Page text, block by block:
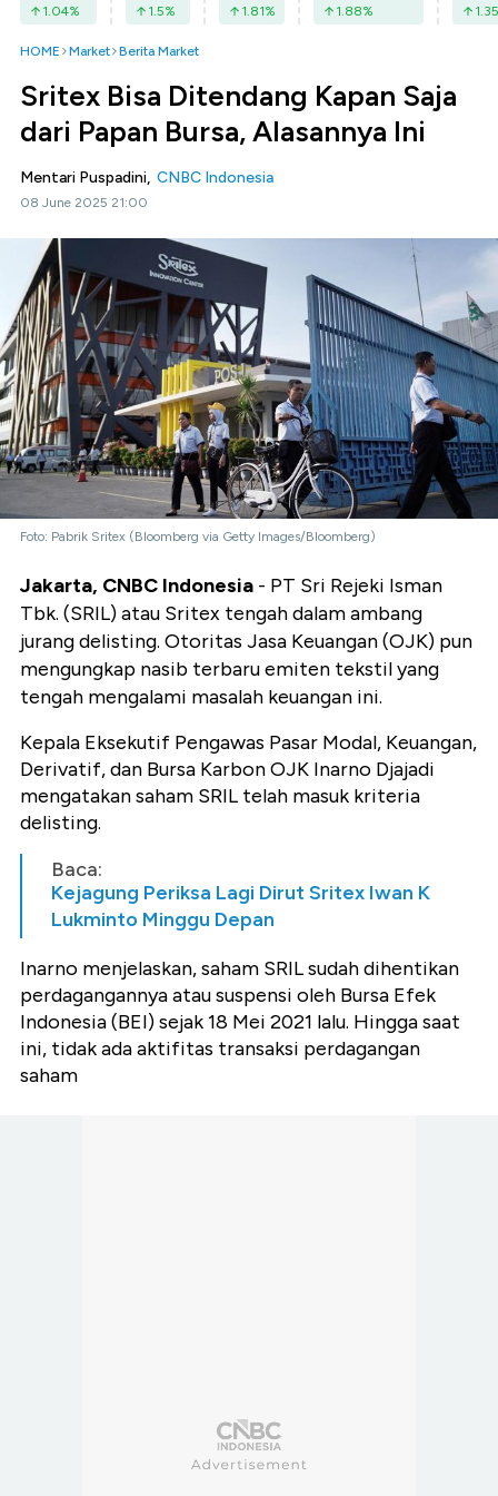
1.04% 1.5% 1.81% 1.88% 1.35
HOME Market Berita Market
Sritex Bisa Ditendang Kapan Saja
dari Papan Bursa, Alasannya Ini
Mentari Puspadini, CNBC Indonesia
08 June 2025 21:00
Foto: Pabrik Sritex (Bloomberg via Getty Images/Bloomberg)
Jakarta, CNBC Indonesia - PT Sri Rejeki Isman
Tbk. (SRIL) atau Sritex tengah dalam ambang
jurang delisting. Otoritas Jasa Keuangan (OJK) pun
mengungkap nasib terbaru emiten tekstil yang
tengah mengalami masalah keuangan ini.
Kepala Eksekutif Pengawas Pasar Modal, Keuangan,
Derivatif, dan Bursa Karbon OJK Inarno Djajadi
mengatakan saham SRIL telah masuk kriteria
delisting.
Baca:
Kejagung Periksa Lagi Dirut Sritex Iwan K
Lukminto Minggu Depan
Inarno menjelaskan, saham SRIL sudah dihentikan
perdagangannya atau suspensi oleh Bursa Efek
Indonesia (BEI) sejak 18 Mei 2021 lalu. Hingga saat
ini, tidak ada aktifitas transaksi perdagangan
saham